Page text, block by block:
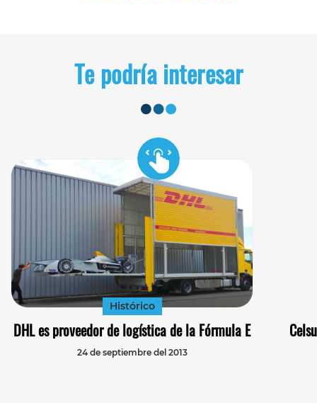
Te podría interesar
Histórico
DHL es proveedor de logística de la Fórmula E
24 de septiembre del 2013